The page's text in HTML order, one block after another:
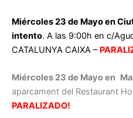
Miércoles 23 de Mayo en
intento. A las 9:00h en c/
CATALUNYA CAIXA –
Miércoles 23 de Mayo en
aparcament del Restaurant
PARALIZADO!